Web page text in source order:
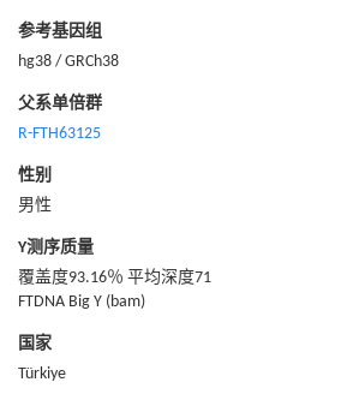
参考基因组
hg38 / GRCh38
父系单倍群
R-FTH63125
性别
男性
Y测序质量
覆盖度93.16％ 平均深度71
FTDNA Big Y (bam)
国家
Türkiye